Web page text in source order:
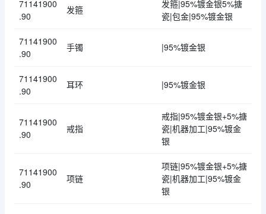
71141900
.90
发箍
发箍|95%镀金银5%搪
瓷|包金|95%镀金银
71141900
.90
手镯 |95%镀金银
71141900
.90
耳环 |95%镀金银
71141900
.90
戒指
戒指|95%镀金银+5%搪
瓷|机器加工|95%镀金
银
71141900
.90
项链
项链|95%镀金银+5%搪
瓷|机器加工|95%镀金
银